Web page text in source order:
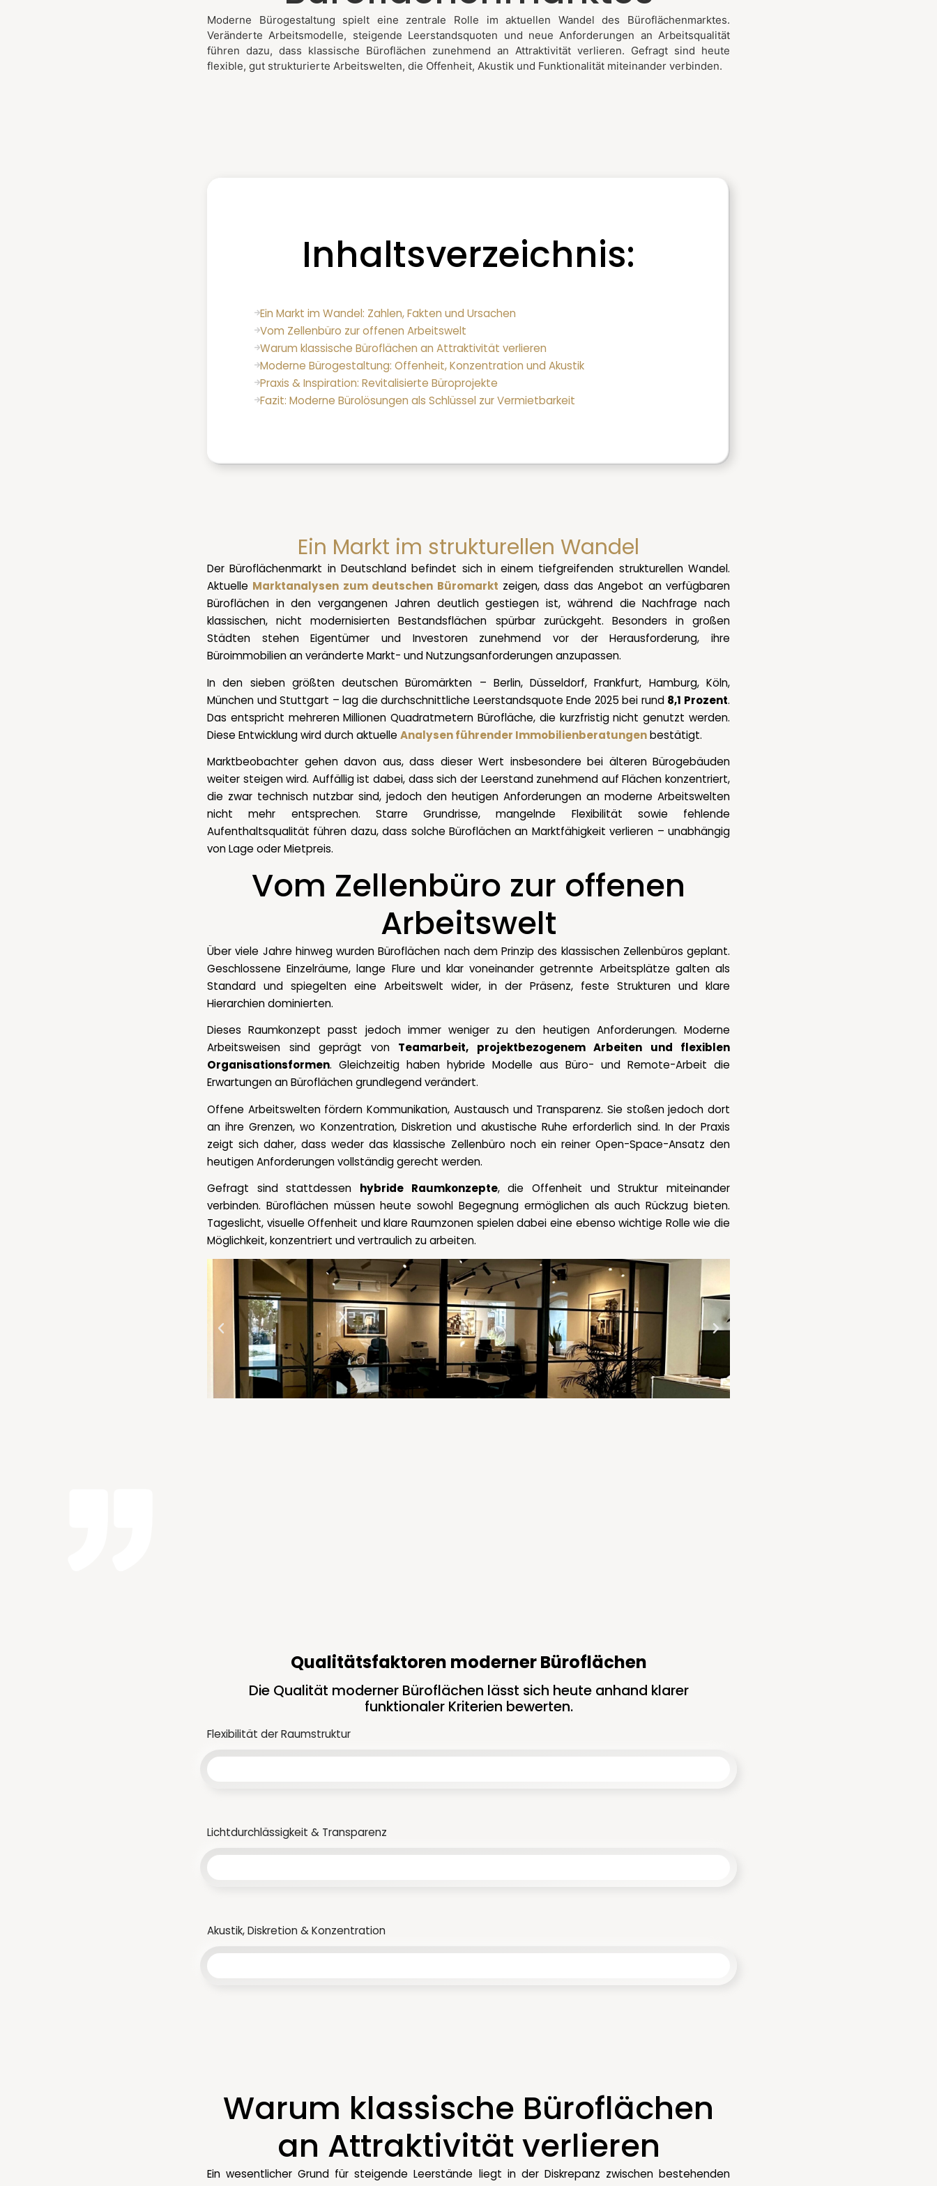
Moderne Bürogestaltung spielt eine zentrale Rolle im aktuellen Wandel des Büroflächenmarktes.
Veränderte Arbeitsmodelle, steigende Leerstandsquoten und neue Anforderungen an Arbeitsqualität
führen dazu, dass klassische Büroflächen zunehmend an Attraktivität verlieren. Gefragt sind heute
flexible, gut strukturierte Arbeitswelten, die Offenheit, Akustik und Funktionalität miteinander verbinden.
Inhaltsverzeichnis:
Ein Markt im Wandel: Zahlen, Fakten und Ursachen
Vom Zellenbüro zur offenen Arbeitswelt
Warum klassische Büroflächen an Attraktivität verlieren
Moderne Bürogestaltung: Offenheit, Konzentration und Akustik
Praxis & Inspiration: Revitalisierte Büroprojekte
Fazit: Moderne Bürolösungen als Schlüssel zur Vermietbarkeit
Ein Markt im strukturellen Wandel
Der Büroflächenmarkt in Deutschland befindet sich in einem tiefgreifenden strukturellen Wandel.
Aktuelle Marktanalysen zum deutschen Büromarkt zeigen, dass das Angebot an verfügbaren
Büroflächen in den vergangenen Jahren deutlich gestiegen ist, während die Nachfrage nach
klassischen, nicht modernisierten Bestandsflächen spürbar zurückgeht. Besonders in großen
Städten stehen Eigentümer und Investoren zunehmend vor der Herausforderung, ihre
Büroimmobilien an veränderte Markt- und Nutzungsanforderungen anzupassen.
In den sieben größten deutschen Büromärkten – Berlin, Düsseldorf, Frankfurt, Hamburg, Köln,
München und Stuttgart – lag die durchschnittliche Leerstandsquote Ende 2025 bei rund 8,1 Prozent.
Das entspricht mehreren Millionen Quadratmetern Bürofläche, die kurzfristig nicht genutzt werden.
Diese Entwicklung wird durch aktuelle Analysen führender Immobilienberatungenbestätigt.
Marktbeobachter gehen davon aus, dass dieser Wert insbesondere bei älteren Bürogebäuden
weiter steigen wird. Auffällig ist dabei, dass sich der Leerstand zunehmend auf Flächen konzentriert,
die zwar technisch nutzbar sind, jedoch den heutigen Anforderungen an moderne Arbeitswelten
nicht mehr entsprechen. Starre Grundrisse, mangelnde Flexibilität sowie fehlende
Aufenthaltsqualität führen dazu, dass solche Büroflächen an Marktfähigkeit verlieren – unabhängig
von Lage oder Mietpreis.
Vom Zellenbüro zur offenen
Arbeitswelt
Über viele Jahre hinweg wurden Büroflächen nach dem Prinzip des klassischen Zellenbüros geplant.
Geschlossene Einzelräume, lange Flure und klar voneinander getrennte Arbeitsplätze galten als
Standard und spiegelten eine Arbeitswelt wider, in der Präsenz, feste Strukturen und klare
Hierarchien dominierten.
Dieses Raumkonzept passt jedoch immer weniger zu den heutigen Anforderungen. Moderne
Arbeitsweisen sind geprägt von Teamarbeit, projektbezogenem Arbeiten und flexiblen
Organisationsformen. Gleichzeitig haben hybride Modelle aus Büro- und Remote-Arbeit die
Erwartungen an Büroflächen grundlegend verändert.
Offene Arbeitswelten fördern Kommunikation, Austausch und Transparenz. Sie stoßen jedoch dort
an ihre Grenzen, wo Konzentration, Diskretion und akustische Ruhe erforderlich sind. In der Praxis
zeigt sich daher, dass weder das klassische Zellenbüro noch ein reiner Open-Space-Ansatz den
heutigen Anforderungen vollständig gerecht werden.
Gefragt sind stattdessen hybride Raumkonzepte, die Offenheit und Struktur miteinander
verbinden. Büroflächen müssen heute sowohl Begegnung ermöglichen als auch Rückzug bieten.
Tageslicht, visuelle Offenheit und klare Raumzonen spielen dabei eine ebenso wichtige Rolle wie die
Möglichkeit, konzentriert und vertraulich zu arbeiten.
Qualitätsfaktoren moderner Büroflächen
Die Qualität moderner Büroflächen lässt sich heute anhand klarer
funktionaler Kriterien bewerten.
Flexibilität der Raumstruktur
Lichtdurchlässigkeit & Transparenz
Akustik, Diskretion & Konzentration
Warum klassische Büroflächen
an Attraktivität verlieren
Ein wesentlicher Grund für steigende Leerstände liegt in der Diskrepanz zwischen bestehenden